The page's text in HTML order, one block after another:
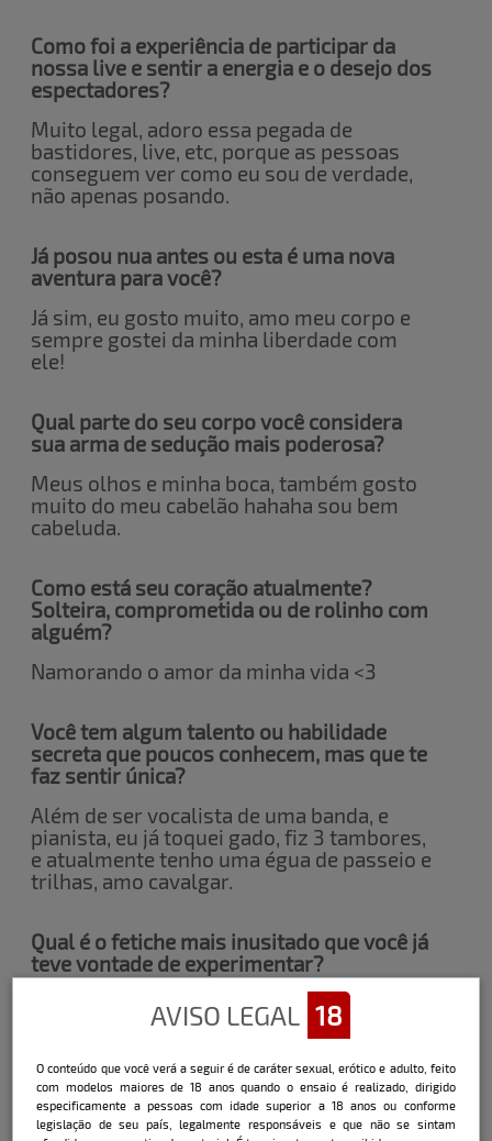
Como foi a experiência de participar da
nossa live e sentir a energia e o desejo dos
espectadores?
Muito legal, adoro essa pegada de
bastidores, live, etc, porque as pessoas
conseguem ver como eu sou de verdade,
não apenas posando.
Já posou nua antes ou esta é uma nova
aventura para você?
Já sim, eu gosto muito, amo meu corpo e
sempre gostei da minha liberdade com
ele!
Qual parte do seu corpo você considera
sua arma de sedução mais poderosa?
Meus olhos e minha boca, também gosto
muito do meu cabelão hahaha sou bem
cabeluda.
Como está seu coração atualmente?
Solteira, comprometida ou de rolinho com
alguém?
Namorando o amor da minha vida <3
Você tem algum talento ou habilidade
secreta que poucos conhecem, mas que te
faz sentir única?
Além de ser vocalista de uma banda, e
pianista, eu já toquei gado, fiz 3 tambores,
e atualmente tenho uma égua de passeio e
trilhas, amo cavalgar.
Qual é o fetiche mais inusitado que você já
teve vontade de experimentar?
Não sou muito de fetiches, sou do time o
básico que dá certo hahaha mas já tive
interesse por umas pontinhas de
submissão.
Já teve algum lance com alguém famoso?
AVISO LEGAL 18
O conteúdo que você verá a seguir é de caráter sexual, erótico e adulto, feito
com modelos maiores de 18 anos quando o ensaio é realizado, dirigido
especificamente a pessoas com idade superior a 18 anos ou conforme
legislação de seu país, legalmente responsáveis e que não se sintam